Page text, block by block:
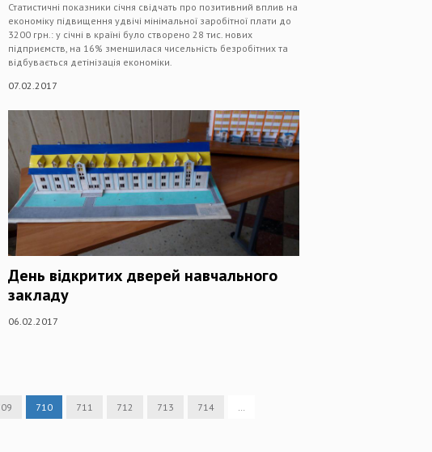
Статистичні показники січня свідчать про позитивний вплив на
економіку підвищення удвічі мінімальної заробітної плати до
3200 грн.: у січні в країні було створено 28 тис. нових
підприємств, на 16% зменшилася чисельність безробітних та
відбувається детінізація економіки.
07.02.2017
День відкритих дверей навчального
закладу
06.02.2017
710 711 712 713 714 …